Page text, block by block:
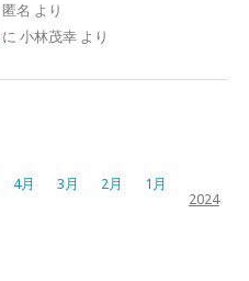
匿名 より
に 小林茂幸 より
4月 3月 2月
1月
2024